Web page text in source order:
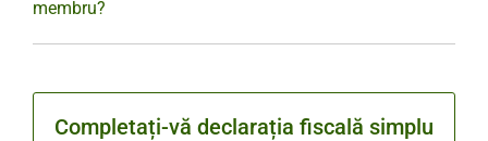
membru?
Completați-vă declarația fiscală simplu